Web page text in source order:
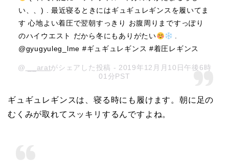
い、、) . 最近寝るときにはギュギュレギンスを履いてま
す 心地よい着圧で翌朝すっきり お腹周りまですっぽり
のハイウエスト だから冬にもありがたい
.
@gyugyuleg_lme #ギュギュレギンス #着圧レギンス
@ __aratがシェアした投稿 - 2019年12月月10日午後6時
01分PST
ギュギュレギンスは、寝る時にも履けます。朝に足の
むくみが取れてスッキリするんですよね。